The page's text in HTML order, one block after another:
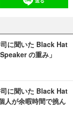
に聞いた Black Hat
の重み」
に聞いた Black Hat
人が余暇時間で挑ん